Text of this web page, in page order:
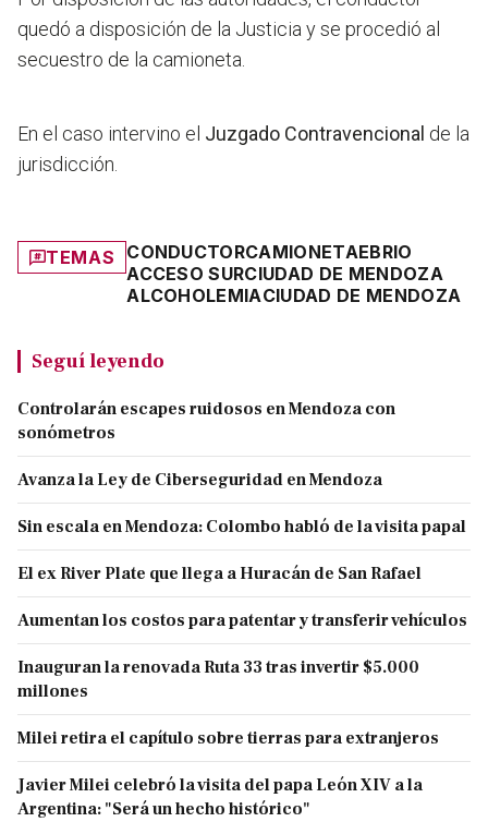
quedó a disposición de la Justicia y se procedió al
secuestro de la camioneta.
En el caso intervino el Juzgado Contravencional de la
jurisdicción.
TEMAS CONDUCTORCAMIONETAEBRIO
ACCESO SURCIUDAD DE MENDOZA
ALCOHOLEMIACIUDAD DE MENDOZA
Seguí leyendo
Controlarán escapes ruidosos en Mendoza con
sonómetros
Avanza la Ley de Ciberseguridad en Mendoza
Sin escala en Mendoza: Colombo habló de la visita papal
El ex River Plate que llega a Huracán de San Rafael
Aumentan los costos para patentar y transferir vehículos
Inauguran la renovada Ruta 33 tras invertir $5.000
millones
Milei retira el capítulo sobre tierras para extranjeros
Javier Milei celebró la visita del papa León XIV a la
Argentina: "Será un hecho histórico"